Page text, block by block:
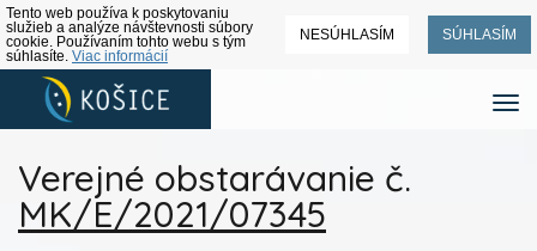
Tento web používa k poskytovaniu
služieb a analýze návštevnosti súbory
cookie. Používaním tohto webu s tým
súhlasíte. Viac informácií
NESÚHLASÍM SÚHLASÍM
Verejné obstarávanie č.
MK/E/2021/07345